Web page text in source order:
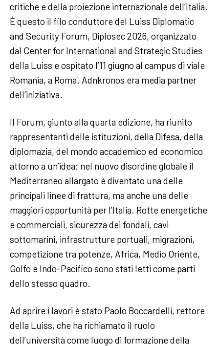
critiche e della proiezione internazionale dell’Italia.
È questo il filo conduttore del Luiss Diplomatic
and Security Forum, Diplosec 2026, organizzato
dal Center for International and Strategic Studies
della Luiss e ospitato l’11 giugno al campus di viale
Romania, a Roma. Adnkronos era media partner
dell’iniziativa.
Il Forum, giunto alla quarta edizione, ha riunito
rappresentanti delle istituzioni, della Difesa, della
diplomazia, del mondo accademico ed economico
attorno a un’idea: nel nuovo disordine globale il
Mediterraneo allargato è diventato una delle
principali linee di frattura, ma anche una delle
maggiori opportunità per l’Italia. Rotte energetiche
e commerciali, sicurezza dei fondali, cavi
sottomarini, infrastrutture portuali, migrazioni,
competizione tra potenze, Africa, Medio Oriente,
Golfo e Indo-Pacifico sono stati letti come parti
dello stesso quadro.
Ad aprire i lavori è stato Paolo Boccardelli, rettore
della Luiss, che ha richiamato il ruolo
dell’università come luogo di formazione della